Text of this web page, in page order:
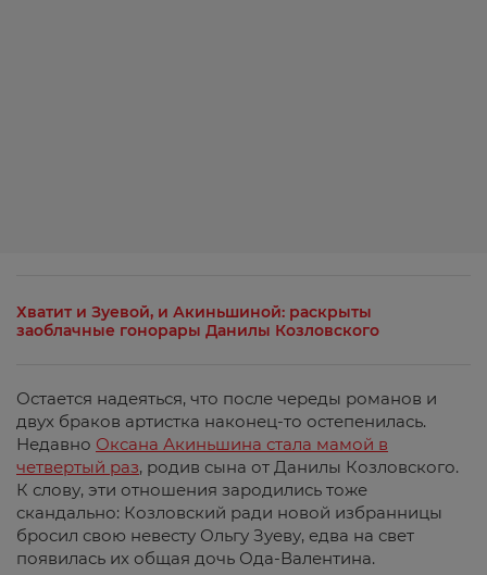
Хватит и Зуевой, и Акиньшиной: раскрыты
заоблачные гонорары Данилы Козловского
Остается надеяться, что после череды романов и
двух браков артистка наконец-то остепенилась.
Недавно Оксана Акиньшина стала мамой в
четвертый раз, родив сына от Данилы Козловского.
К слову, эти отношения зародились тоже
скандально: Козловский ради новой избранницы
бросил свою невесту Ольгу Зуеву, едва на свет
появилась их общая дочь Ода-Валентина.